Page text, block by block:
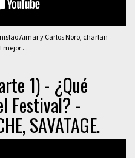
Aimar y Carlos Noro, charlan
mejor ...
1) - ¿Qué
Festival? -
SAVATAGE.